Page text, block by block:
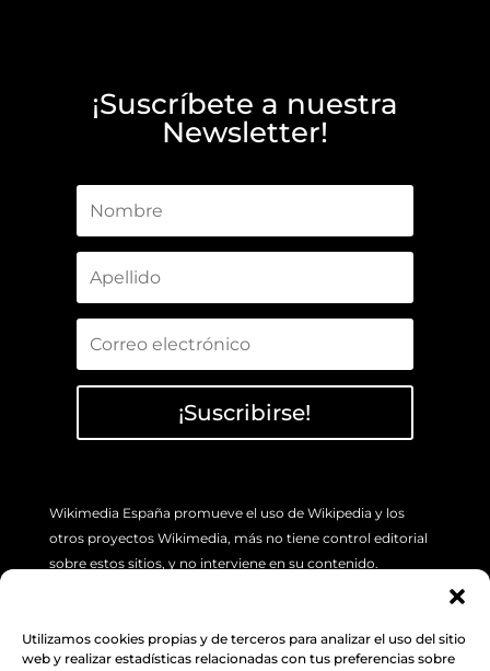
Utilizamos cookies propias y de terceros para analizar el uso del sitio
web y realizar estadísticas relacionadas con tus preferencias sobre
¡Suscríbete a nuestra
Newsletter!
¡Suscribirse!
Wikimedia España promueve el uso de Wikipedia y los
otros proyectos Wikimedia, más no tiene control editorial
sobre estos sitios, y no interviene en su contenido.
favor utilice la pestaña de “Discusión”, ubicada en la parte